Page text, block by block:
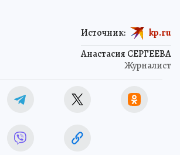
Анастасия СЕРГЕЕВА
Журналист
Источник: kp.ru